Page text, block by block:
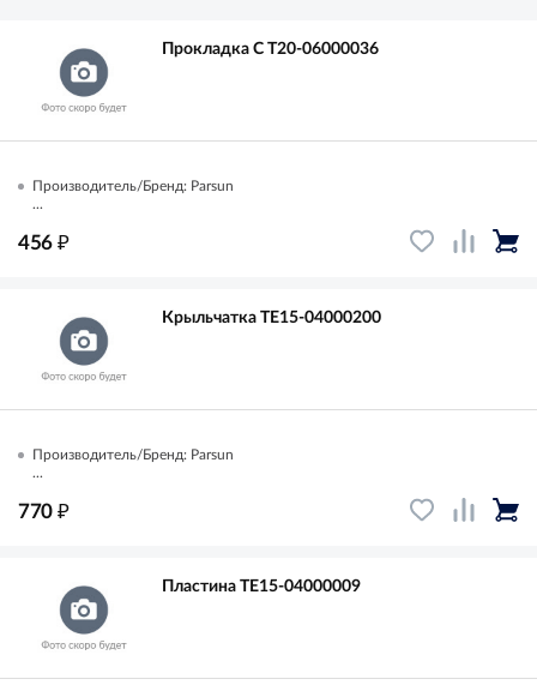
Прокладка C T20-06000036
Производитель/Бренд: Parsun
...
456 ₽
Крыльчатка TE15-04000200
Производитель/Бренд: Parsun
...
770 ₽
Пластина TE15-04000009